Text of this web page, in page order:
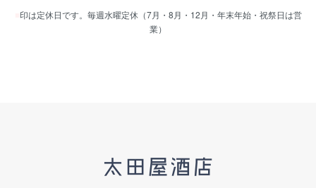
印は定休日です。毎週水曜定休（7月・8月・12月・年末年始・祝祭日は営
業）